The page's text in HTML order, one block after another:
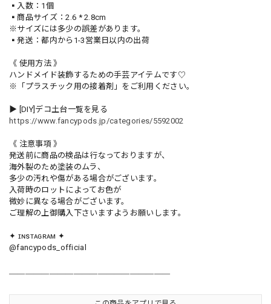
▪️入数：1個
▪️商品サイズ：2.6 * 2.8cm
※サイズには多少の誤差があります。
▪️発送：都内から1-3営業日以内の出荷
《 使用方法 》
ハンドメイド装飾するための手芸アイテムです♡
※「プラスチック用の接着剤」をご利用ください。
▶︎ [DIY]デコ土台一覧を見る
https://www.fancypods.jp/categories/5592002
《 注意事項 》
発送前に商品の検品は行なっておりますが、
海外製のため塗装のムラ、
多少の汚れや傷がある場合がございます。
入荷時のロットによってお色が
微妙に異なる場合がございます。
ご理解の上御購入下さいますようお願いします。
✦ ɪɴsᴛᴀɢʀᴀᴍ ✦
@fancypods_official